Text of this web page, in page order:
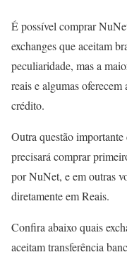
É possível comprar
exchanges que aceitam
peculiaridade, mas a
reais e algumas
crédito.
Outra questão importante
precisará comprar
por NuNet, e em outras
diretamente em Reais.
Confira abaixo quais
aceitam transferência